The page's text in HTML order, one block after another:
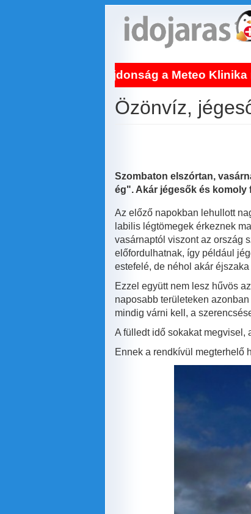
Világújdonság a Meteo Klinika
Özönvíz,
Szombaton elszórtan,
ég". Akár jégesők és komoly
Az előző napokban lehullott
labilis légtömegek érkeznek
vasárnaptól viszont az ország
előfordulhatnak, így például
estefelé, de néhol akár
Ezzel együtt nem lesz hűvös
naposabb területeken
mindig várni kell, a
A fülledt idő sokakat megvisel,
Ennek a rendkívül megterhelő